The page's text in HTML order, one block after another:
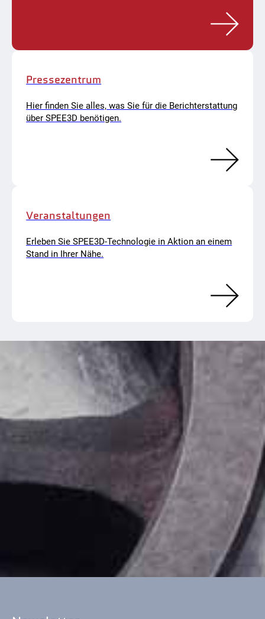
Pressezentrum
Hier finden Sie alles, was Sie für die Berichterstattung
über SPEE3D benötigen.
Veranstaltungen
Erleben Sie SPEE3D-Technologie in Aktion an einem
Stand in Ihrer Nähe.